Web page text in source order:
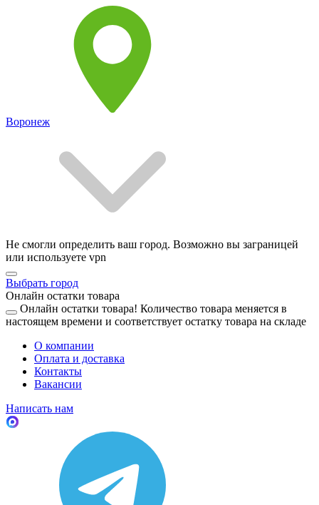
Воронеж
Не смогли определить ваш город. Возможно вы заграницей
или используете vpn
Выбрать город
Онлайн остатки товара
Онлайн остатки товара! Количество товара меняется в
настоящем времени и соответствует остатку товара на складе
О компании
Оплата и доставка
Контакты
Вакансии
Написать нам